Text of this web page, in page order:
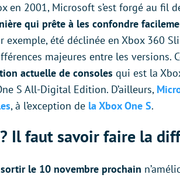
2001, Microsoft s’est forgé au fil
qui prête à les confondre
été déclinée en Xbox 360
majeures entre les versions.
actuelle de consoles qui est la
S All-Digital Edition. D’ailleurs,
, à l’exception de la Xbox One S.
Il faut savoir faire la
le 10 novembre prochain